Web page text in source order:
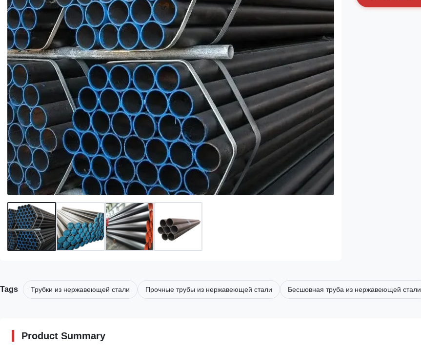
Tags Трубки из нержавеющей стали Прочные трубы из нержавеющей стали Бесшовная труба из нержавеющей стали
Product Summary